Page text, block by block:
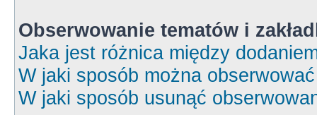
Obserwowanie tematów i
Jaka jest różnica między
W jaki sposób można
W jaki sposób usunąć